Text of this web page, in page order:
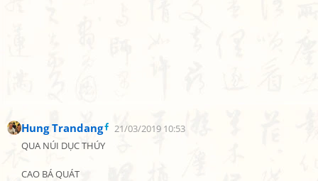
Hung Trandang
21/03/2019 10:53
QUA NÚI DỤC THÚY
CAO BÁ QUÁT